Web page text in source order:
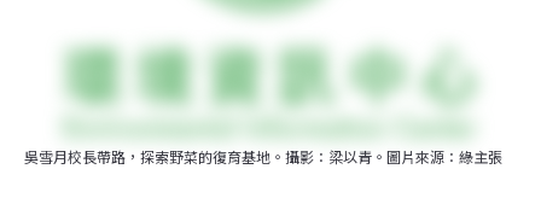
吳雪月校長帶路，探索野菜的復育基地。攝影：梁以青。圖片來源：綠主張